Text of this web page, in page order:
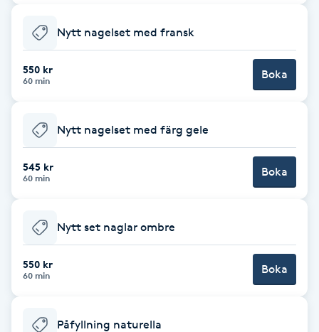
Brynfärgning
Brynplockning
Celluliter
Color correction
Cryoterapi
Nytt nagelset med fransk
550 kr
60 min Boka
Nytt nagelset med färg gele
545 kr
60 min Boka
Nytt set naglar ombre
550 kr
60 min Boka
Påfyllning naturella